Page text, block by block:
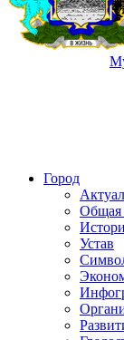
Город
Общая
Устав